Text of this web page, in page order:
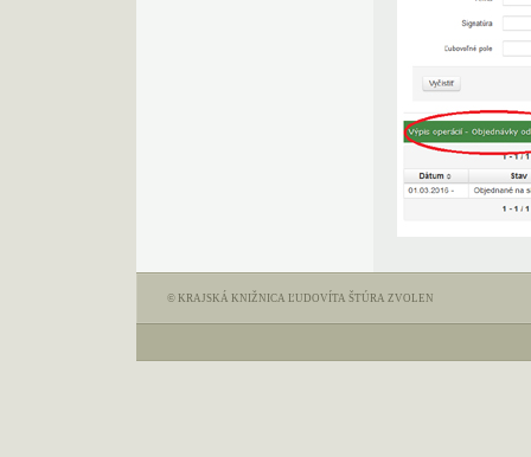
© KRAJSKÁ KNIŽNICA ĽUDOVÍTA ŠTÚRA ZVOLEN